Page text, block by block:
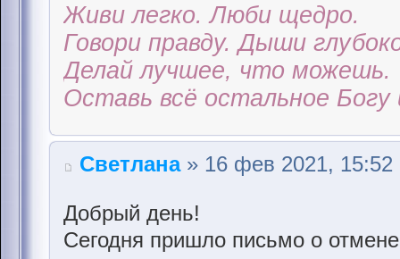
Живи легко. Люби щедро.
Говори правду. Дыши
Делай лучшее, что можешь.
Оставь всё остальное Богу
Светлана» 16 фев 2021, 15:52
Добрый день!
Сегодня пришло письмо о